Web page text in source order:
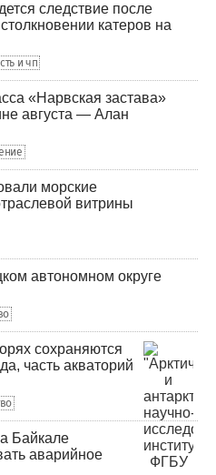
следствие после
катеров на
и чп
«Нарвская застава»
августа — Алан
морские
витрины
автономном округе
сохраняются
часть акваторий
Байкале
аварийное